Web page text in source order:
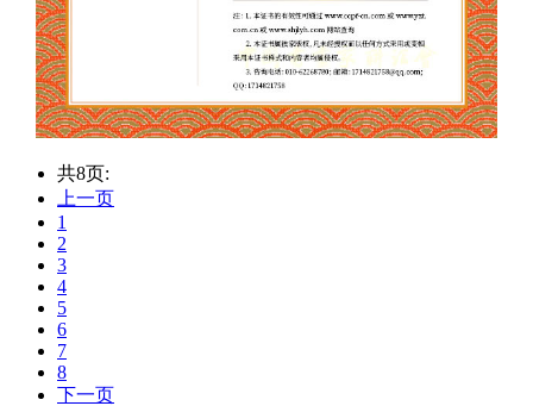
共8页:
上一页
1
2
3
4
5
6
7
8
下一页